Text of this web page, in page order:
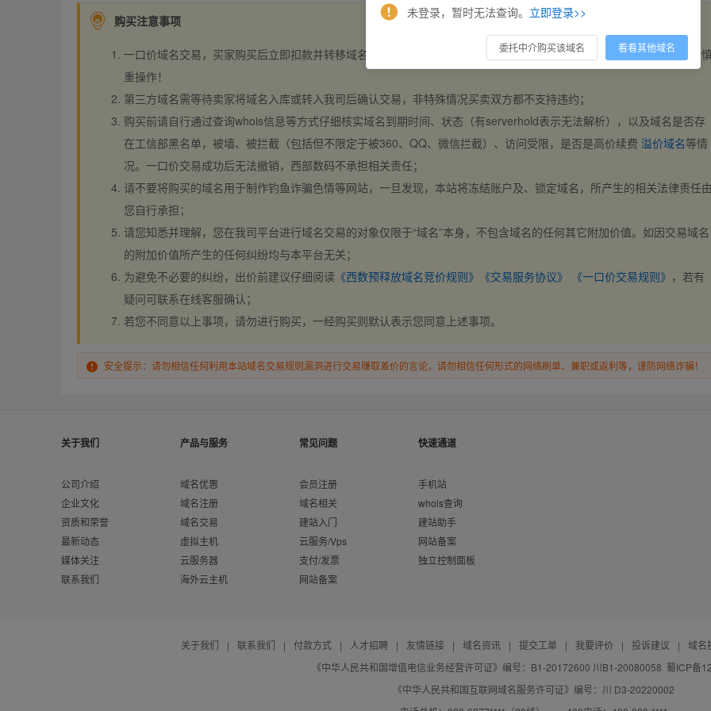
购买注意事项
一口价域名交易，买家购买后立即扣款并转移域名，交易自动完成。买卖双方都不支持违约，一旦出价不支持撤销，请
重操作！
第三方域名需等待卖家将域名入库或转入我司后确认交易，非特殊情况买卖双方都不支持违约；
购买前请自行通过查询whois信息等方式仔细核实域名到期时间、状态（有serverhold表示无法解析），以及域名是否存
在工信部黑名单，被墙、被拦截（包括但不限定于被360、QQ、微信拦截）、访问受限，是否是高价续费 溢价域名等情
况。一口价交易成功后无法撤销，西部数码不承担相关责任；
请不要将购买的域名用于制作钓鱼诈骗色情等网站，一旦发现，本站将冻结账户及、锁定域名，所产生的相关法律责任
您自行承担；
请您知悉并理解，您在我司平台进行域名交易的对象仅限于“域名”本身，不包含域名的任何其它附加价值。如因交易域名
的附加价值所产生的任何纠纷均与本平台无关；
为避免不必要的纠纷，出价前建议仔细阅读 《西数预释放域名竞价规则》 《交易服务协议》 《一口价交易规则》 ，若有
疑问可联系在线客服确认；
若您不同意以上事项，请勿进行购买，一经购买则默认表示您同意上述事项。
安全提示：请勿相信任何利用本站域名交易规则漏洞进行交易赚取差价的言论，请勿相信任何形式的网络刷单、兼职或返利等，谨防网络诈骗！
关于我们
公司介绍
企业文化
资质和荣誉
最新动态
媒体关注
联系我们
产品与服务
域名优惠
域名注册
域名交易
虚拟主机
云服务器
海外云主机
常见问题
会员注册
域名相关
建站入门
云服务/Vps
支付/发票
网站备案
快速通道
手机站
whois查询
建站助手
网站备案
独立控制面板
关于我们 | 联系我们 | 付款方式 | 人才招聘 | 友情链接 | 域名资讯 | 提交工单 | 我要评价 | 投诉建议 |
域名
《中华人民共和国增值电信业务经营许可证》编号：B1-20172600 川B1-20080058 蜀ICP备
《中华人民共和国互联网域名服务许可证》编号：川 D3-20220002
未登录，暂时无法查询。 立即登录>>
委托中介购买该域名 看看其他域名